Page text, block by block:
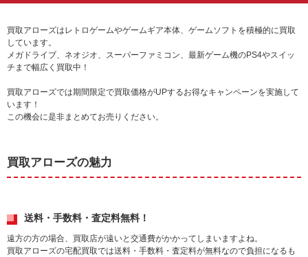
買取アローズはレトロゲームやゲームギア本体、ゲームソフトを積極的に買取
しています。
メガドライブ、ネオジオ、スーパーファミコン、最新ゲーム機のPS4やスイッ
チまで幅広く買取中！
買取アローズでは期間限定で買取価格がUPするお得なキャンペーンを実施して
います！
この機会に是非まとめてお売りください。
買取アローズの魅力
送料・手数料・査定料無料！
遠方の方の場合、買取店が遠いと交通費がかかってしまいますよね。
買取アローズの宅配買取では送料・手数料・査定料が無料なので負担になるも